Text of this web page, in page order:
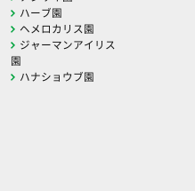
ハーブ園
ヘメロカリス園
ジャーマンアイリス
園
ハナショウブ園